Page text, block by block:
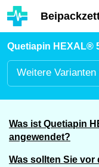
Hauptinhalt
Quetiapin HEXAL®
Weitere
Was ist Quetiapin
angewendet?
Was sollten Sie vor